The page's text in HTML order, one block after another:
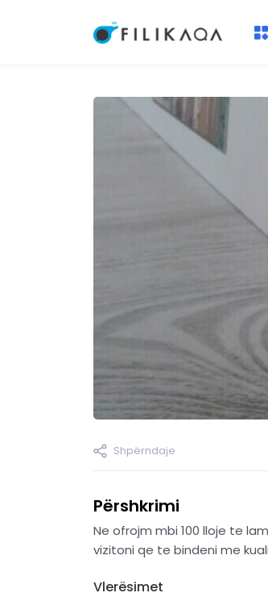
Shpërndaje
Përshkrimi
Ne ofrojm mbi 100 lloje te
vizitoni qe te bindeni me
Vlerësimet